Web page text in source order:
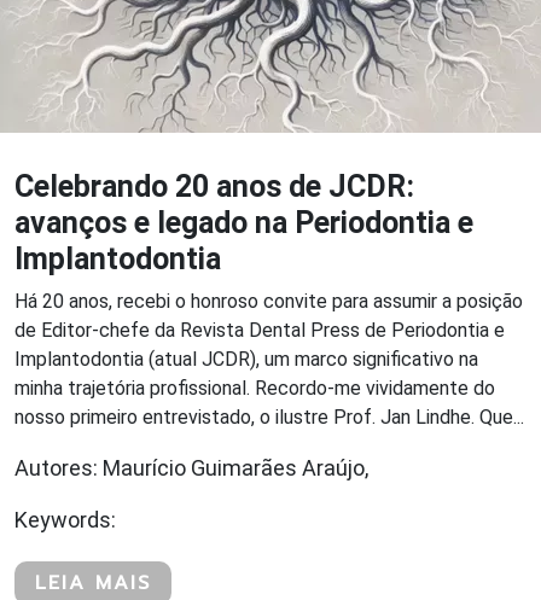
Celebrando 20 anos de JCDR:
avanços e legado na Periodontia e
Implantodontia
Há 20 anos, recebi o honroso convite para assumir a posição
de Editor-chefe da Revista Dental Press de Periodontia e
Implantodontia (atual JCDR), um marco significativo na
minha trajetória profissional. Recordo-me vividamente do
nosso primeiro entrevistado, o ilustre Prof. Jan Lindhe. Que...
Autores: Maurício Guimarães Araújo,
Keywords:
LEIA MAIS